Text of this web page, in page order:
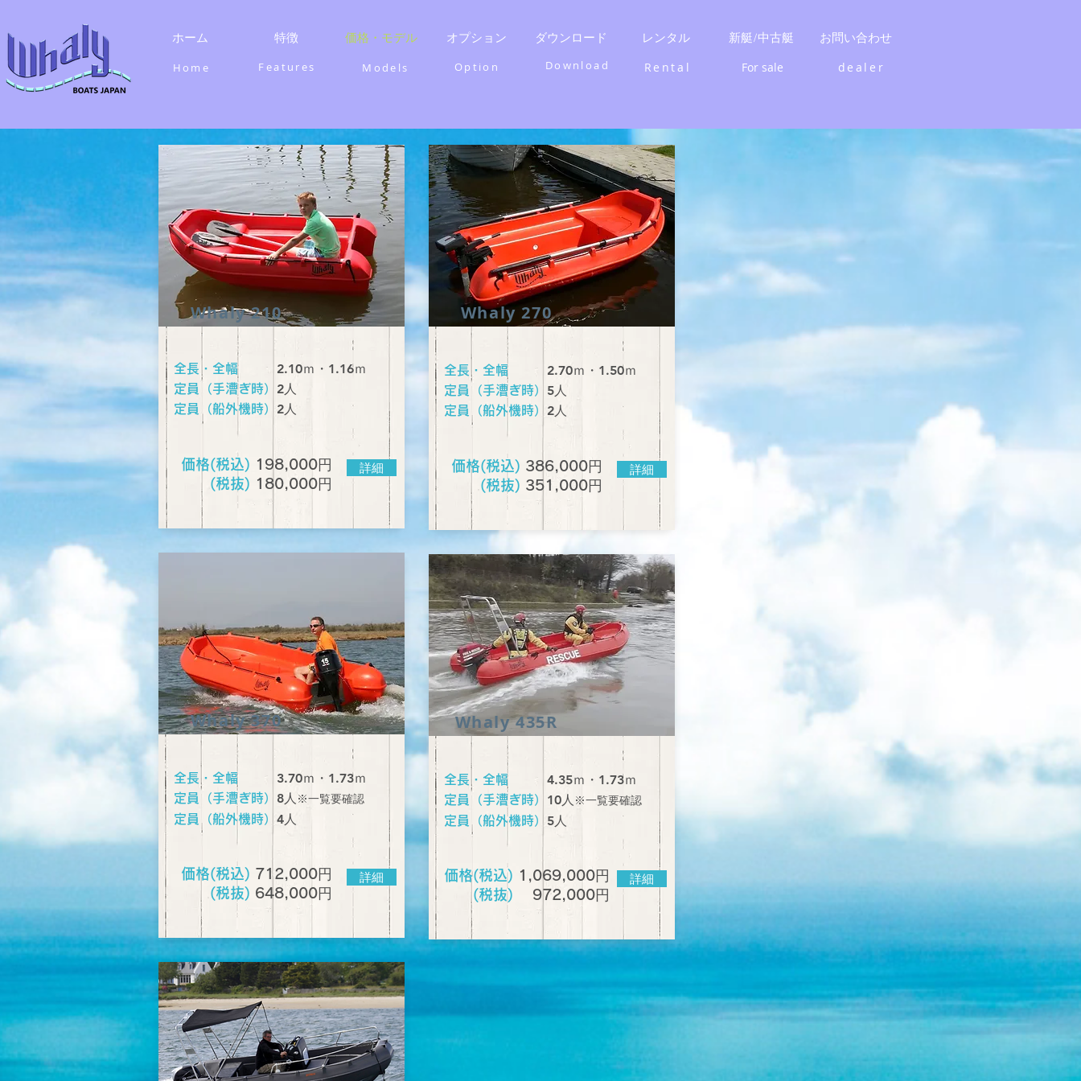
ホーム 特徴 価格・モデル オプション ダウンロード レンタル 新艇/中古艇
お問い合わせ
​Home
​Features ​Models ​Option Download ​Rental For sale dealer
​Whaly 210
全長・全幅 2.10ｍ・1.16ｍ
定員（手漕ぎ時） ​2人
定員（船外機時） ​2人
価格(税込) 198,000円
(税抜) 180,000円
詳細
Whaly 370
全長・全幅 3.70ｍ・1.73ｍ
定員（手漕ぎ時） ​8人 ※一覧要確認
定員（船外機時） ​4人
価格(税込) 712,000円
(税抜) 648,000円
詳細
​Whaly 270
全長・全幅 2.70ｍ・1.50ｍ
定員（手漕ぎ時） ​5人
定員（船外機時） ​2人
価格(税込) 386,000円
(税抜) 351,000円
詳細
Whaly 435R
全長・全幅 4.35ｍ・1.73ｍ
定員（手漕ぎ時） ​10人 ※一覧要確認
定員（船外機時） ​5人
価格(税込) 1,069,000円
(税抜) 972,000円
詳細